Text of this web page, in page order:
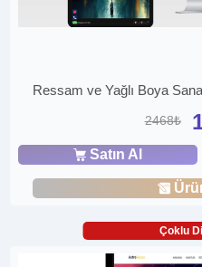
Ressam ve Yağlı Boya
2468₺
Satın Al
Çoklu